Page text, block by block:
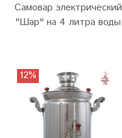
Самовар электрический
"Шар" на 4 литра воды
12%